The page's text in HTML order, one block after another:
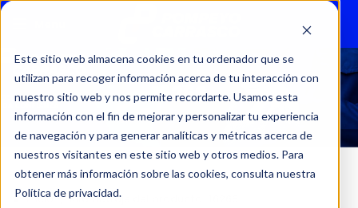
Este sitio web almacena cookies en tu ordenador que se
utilizan para recoger información acerca de tu interacción con
nuestro sitio web y nos permite recordarte. Usamos esta
información con el fin de mejorar y personalizar tu experiencia
de navegación y para generar analíticas y métricas acerca de
nuestros visitantes en este sitio web y otros medios. Para
obtener más información sobre las cookies, consulta nuestra
Política de privacidad.
16269
Inicio Kilometraje del producto